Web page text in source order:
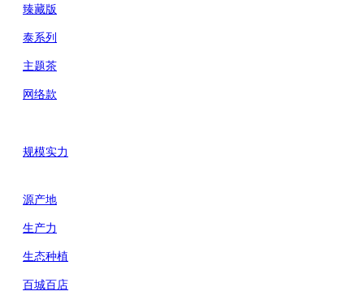
臻藏版
泰系列
主题茶
网络款
规模实力
源产地
生产力
生态种植
百城百店